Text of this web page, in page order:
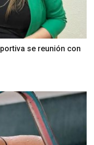
se reunión con